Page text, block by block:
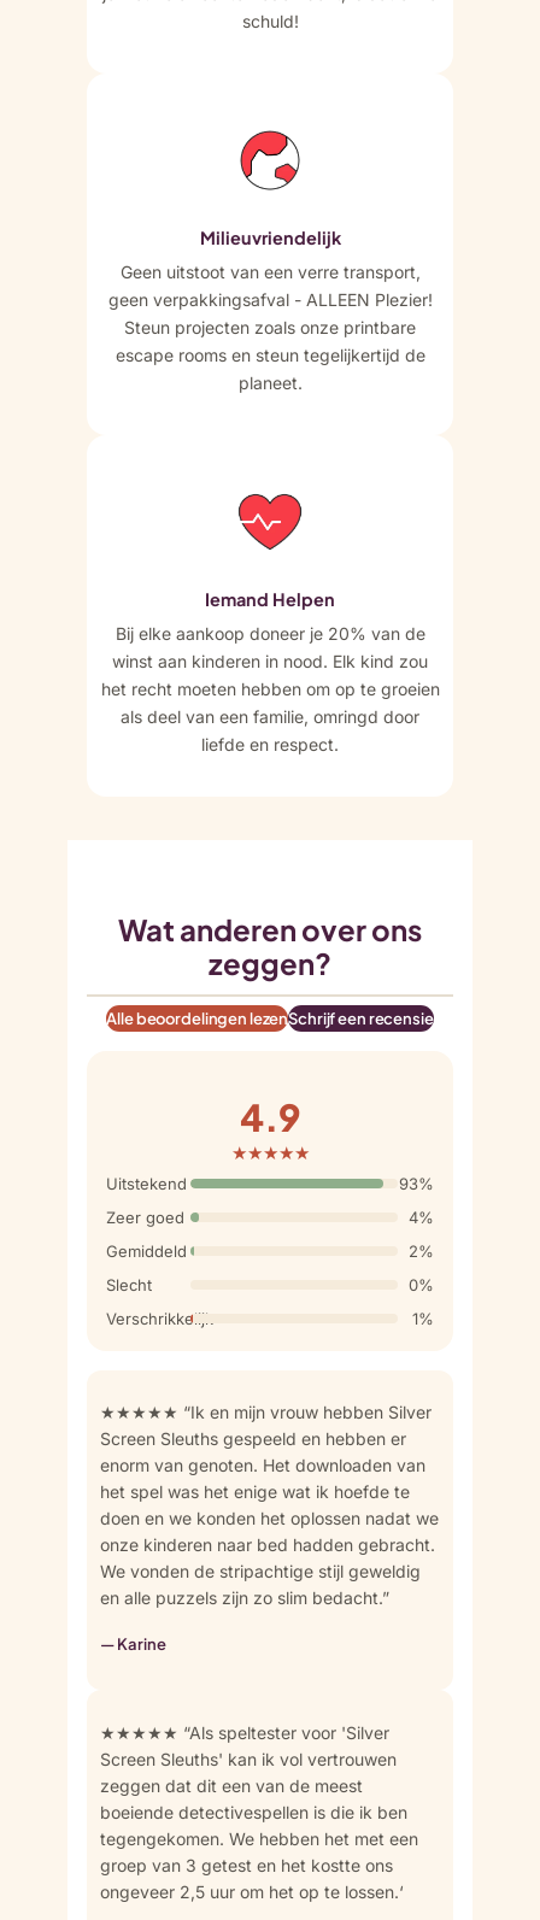
schuld!
Milieuvriendelijk
Geen uitstoot van een verre transport,
geen verpakkingsafval - ALLEEN Plezier!
Steun projecten zoals onze printbare
escape rooms en steun tegelijkertijd de
planeet.
Iemand Helpen
Bij elke aankoop doneer je 20% van de
winst aan kinderen in nood. Elk kind zou
het recht moeten hebben om op te groeien
als deel van een familie, omringd door
liefde en respect.
Wat anderen over ons
zeggen?
Alle beoordelingen lezenSchrijf een recensie
4.9
★★★★★
Uitstekend
93%
Zeer goed
4%
Gemiddeld
2%
Slecht
0%
Verschrikkelijk
1%
★★★★★ “Ik en mijn vrouw hebben Silver
Screen Sleuths gespeeld en hebben er
enorm van genoten. Het downloaden van
het spel was het enige wat ik hoefde te
doen en we konden het oplossen nadat we
onze kinderen naar bed hadden gebracht.
We vonden de stripachtige stijl geweldig
en alle puzzels zijn zo slim bedacht.”
— Karine
★★★★★ “Als speltester voor 'Silver
Screen Sleuths' kan ik vol vertrouwen
zeggen dat dit een van de meest
boeiende detectivespellen is die ik ben
tegengekomen. We hebben het met een
groep van 3 getest en het kostte ons
ongeveer 2,5 uur om het op te lossen.‘